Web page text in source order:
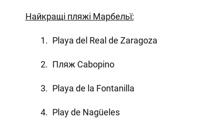
Найкращі пляжі Марбельї:
Playa del Real de Zaragoza
Пляж Cabopino
Playa de la Fontanilla
Play de Nagüeles